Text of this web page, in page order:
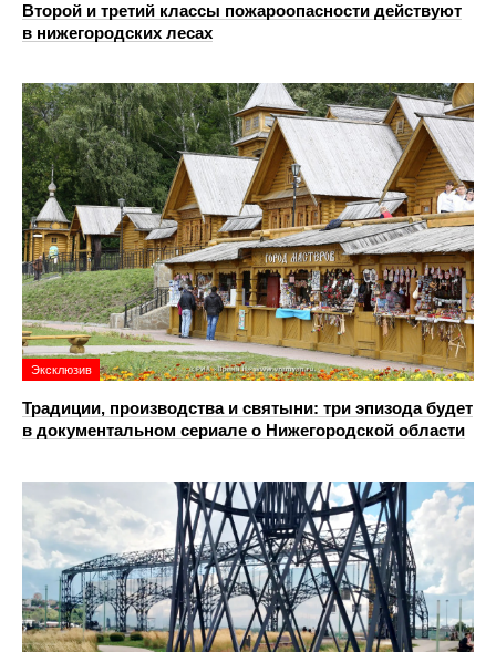
Второй и третий классы пожароопасности действуют
в нижегородских лесах
Эксклюзив
Традиции, производства и святыни: три эпизода будет
в документальном сериале о Нижегородской области